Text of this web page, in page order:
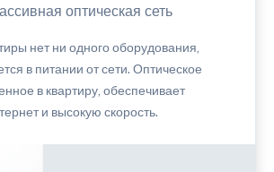
оптическая сеть
нет ни одного оборудования,
в питании от сети. Оптическое
в квартиру, обеспечивает
и высокую скорость.